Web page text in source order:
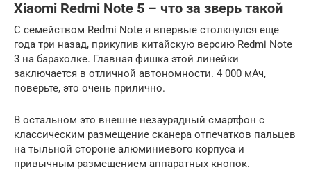
Xiaomi Redmi Note 5 – что за зверь такой
С семейством Redmi Note я впервые столкнулся еще
года три назад, прикупив китайскую версию Redmi Note
3 на барахолке. Главная фишка этой линейки
заключается в отличной автономности. 4 000 мАч,
поверьте, это очень прилично.
В остальном это внешне незаурядный смартфон с
классическим размещение сканера отпечатков пальцев
на тыльной стороне алюминиевого корпуса и
привычным размещением аппаратных кнопок.